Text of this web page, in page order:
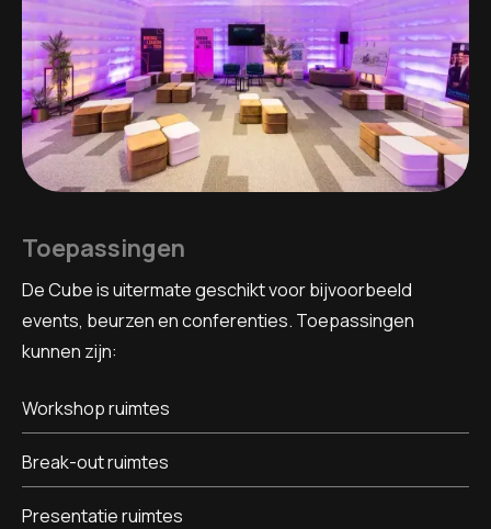
Toepassingen
De Cube is uitermate geschikt voor bijvoorbeeld
events, beurzen en conferenties. Toepassingen
kunnen zijn:
Workshop ruimtes
Break-out ruimtes
Presentatie ruimtes